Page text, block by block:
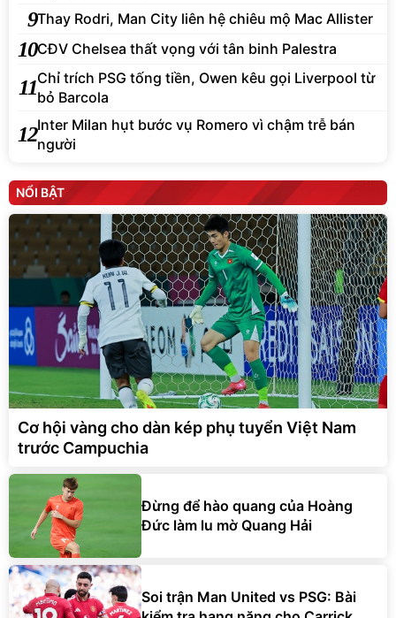
9Thay Rodri, Man City liên hệ chiêu mộ Mac Allister
10CĐV Chelsea thất vọng với tân binh Palestra
11Chỉ trích PSG tống tiền, Owen kêu gọi Liverpool từ
bỏ Barcola
12Inter Milan hụt bước vụ Romero vì chậm trễ bán
người
NỔI BẬT
Cơ hội vàng cho dàn kép phụ tuyển Việt Nam
trước Campuchia
Đừng để hào quang của Hoàng
Đức làm lu mờ Quang Hải
Soi trận Man United vs PSG: Bài